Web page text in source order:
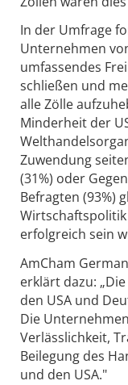
In der Umfrage
Unternehmen
umfassendes
schließen und
alle Zölle
Minderheit der
Zuwendung
(31%) oder
Befragten (93%)
erfolgreich sein
AmCham
erklärt dazu:
den USA und
Die
Verlässlichkeit,
Beilegung des
und den USA."